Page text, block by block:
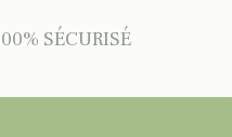
SÉCURISÉ